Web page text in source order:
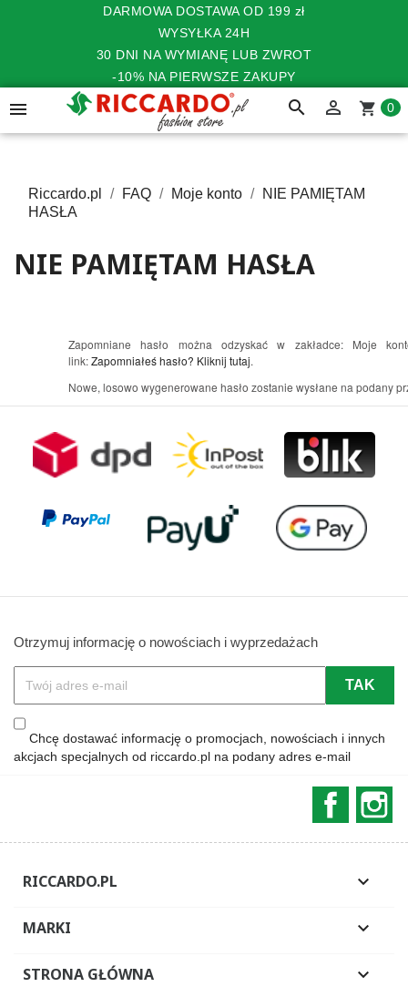
DARMOWA DOSTAWA OD 199 zł
WYSYŁKA 24H
30 DNI NA WYMIANĘ LUB ZWROT
-10% NA PIERWSZE ZAKUPY
 search  shopping_cart 0
Riccardo.pl FAQ Moje konto
NIE PAMIĘTAM
HASŁA
NIE PAMIĘTAM HASŁA
Zapomniane hasło można odzyskać w zakładce: Moje
link:Zapomniałeś hasło? Kliknij tutaj.
Nowe, losowo wygenerowane hasło zostanie wysłane na podany
Otrzymuj informację o nowościach i wyprzedażach
Chcę dostawać informację o promocjach, nowościach i innych
akcjach specjalnych od riccardo.pl na podany adres e-mail
RICCARDO.PL 
MARKI 
STRONA GŁÓWNA 